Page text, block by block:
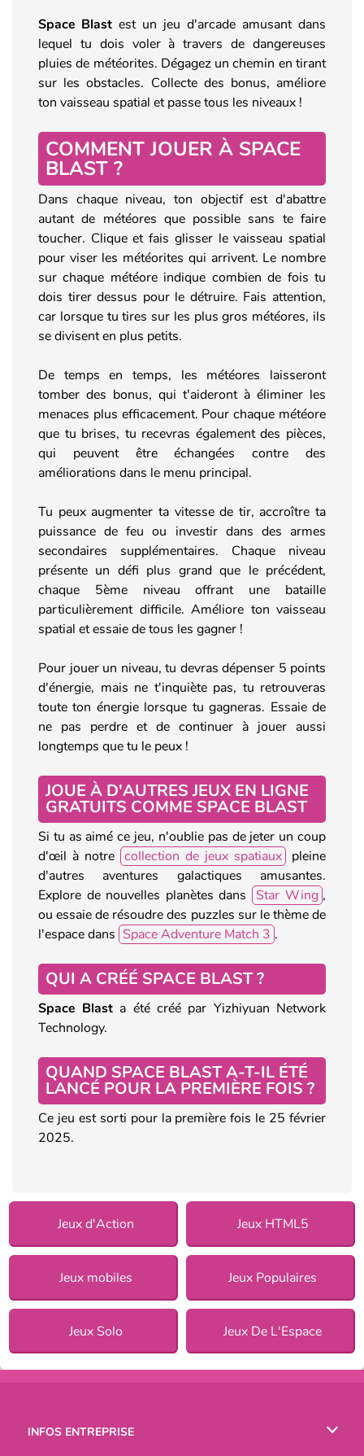
Space Blast est un jeu d'arcade amusant dans
lequel tu dois voler à travers de dangereuses
pluies de météorites. Dégagez un chemin en tirant
sur les obstacles. Collecte des bonus, améliore
ton vaisseau spatial et passe tous les niveaux !
COMMENT JOUER À SPACE
BLAST ?
Dans chaque niveau, ton objectif est d'abattre
autant de météores que possible sans te faire
toucher. Clique et fais glisser le vaisseau spatial
pour viser les météorites qui arrivent. Le nombre
sur chaque météore indique combien de fois tu
dois tirer dessus pour le détruire. Fais attention,
car lorsque tu tires sur les plus gros météores, ils
se divisent en plus petits.
De temps en temps, les météores laisseront
tomber des bonus, qui t'aideront à éliminer les
menaces plus efficacement. Pour chaque météore
que tu brises, tu recevras également des pièces,
qui peuvent être échangées contre des
améliorations dans le menu principal.
Tu peux augmenter ta vitesse de tir, accroître ta
puissance de feu ou investir dans des armes
secondaires supplémentaires. Chaque niveau
présente un défi plus grand que le précédent,
chaque 5ème niveau offrant une bataille
particulièrement difficile. Améliore ton vaisseau
spatial et essaie de tous les gagner !
Pour jouer un niveau, tu devras dépenser 5 points
d'énergie, mais ne t'inquiète pas, tu retrouveras
toute ton énergie lorsque tu gagneras. Essaie de
ne pas perdre et de continuer à jouer aussi
longtemps que tu le peux !
JOUE À D'AUTRES JEUX EN LIGNE
GRATUITS COMME SPACE BLAST
Si tu as aimé ce jeu, n'oublie pas de jeter un coup
d'œil à notre collection de jeux spatiaux pleine
d'autres aventures galactiques amusantes.
Explore de nouvelles planètes dans Star Wing ,
ou essaie de résoudre des puzzles sur le thème de
l'espace dans Space Adventure Match 3 .
QUI A CRÉÉ SPACE BLAST ?
Space Blast a été créé par Yizhiyuan Network
Technology.
QUAND SPACE BLAST A-T-IL ÉTÉ
LANCÉ POUR LA PREMIÈRE FOIS ?
Ce jeu est sorti pour la première fois le 25 février
2025.
Jeux d'Action Jeux HTML5
Jeux mobiles Jeux Populaires
Jeux Solo Jeux De L'Espace
INFOS ENTREPRISE